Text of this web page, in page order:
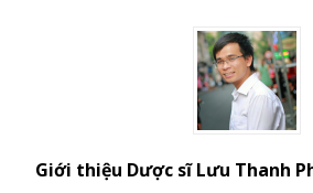
Giới thiệu Dược sĩ Lưu Thanh